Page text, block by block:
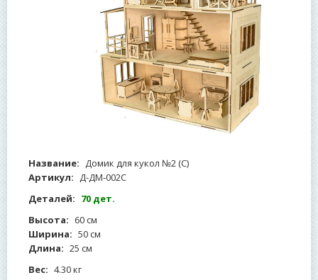
Название: Домик для кукол №2 (С)
Артикул: Д-ДМ-002С
Деталей: 70 дет.
Высота: 60 см
Ширина: 50 см
Длина: 25 см
Вес: 4.30 кг